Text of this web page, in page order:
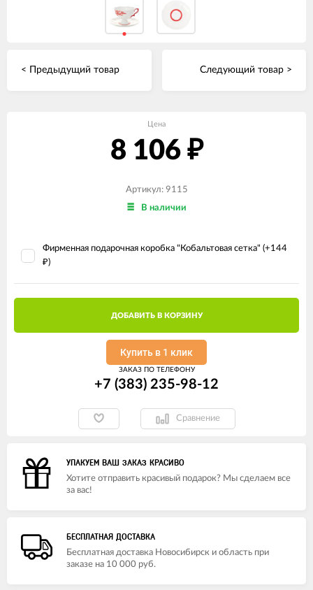
< Предыдущий товар Следующий товар >
Цена
8 106 ₽
Артикул: 9115
В наличии
Фирменная подарочная коробка "Кобальтовая сетка" (+144
₽)
ДОБАВИТЬ В КОРЗИНУ
Купить в 1 клик
ЗАКАЗ ПО ТЕЛЕФОНУ
+7 (383) 235-98-12
Сравнение
УПАКУЕМ ВАШ ЗАКАЗ КРАСИВО
Хотите отправить красивый подарок? Мы сделаем все
за вас!
БЕСПЛАТНАЯ ДОСТАВКА
Бесплатная доставка Новосибирск и область при
заказе на 10 000 руб.